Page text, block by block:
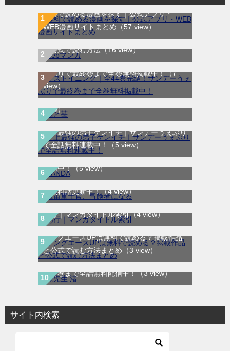
無料で読める漫画を探す｜公式アプリ・
WEB漫画サイトまとめ （57 view）
WEB漫画サイト一覧｜ブラウザで無料漫画
を公式で読む方法（16 view）
ラストイニング｜全44巻完結！サンデーう
ぇぶりで最終巻まで全巻無料掲載中！（7
view）
龍と苺｜最新刊第4巻！全巻無料で読める公
式マンガアプリ＿サンデーうぇぶり（6
view）
史上最強の弟子ケンイチ｜サンデーうぇぶり
で全話無料連載中！
（5 view）
SANDA｜最新刊第3巻！マンガBANGで無料
配信中！（5 view）
航宙軍士官、冒険者になる｜最新刊第6巻！
第5巻まで無料で読めるマンガアプリ！※順
次無料話更新中！（4 view）
あ行｜マンガタイトル索引（4 view）
ヤングエースUPは無料で読める？掲載作品
と公式で読む方法まとめ （3 view）
妹先生 渚｜全5巻完結！サンデーうぇぶりで
最終巻まで全話無料配信中！（3 view）
サイト内検索